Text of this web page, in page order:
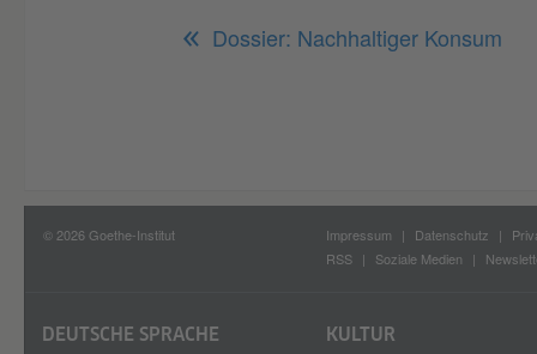
Dossier: Nachhaltiger Konsum
© 2026 Goethe-Institut Impressum Datenschutz
RSS
Soziale Medien
DEUTSCHE SPRACHE KULTUR